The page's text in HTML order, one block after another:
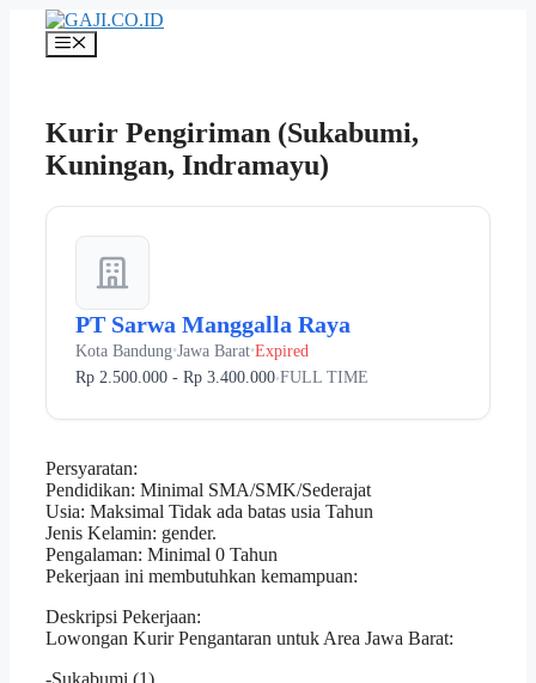
Langsung
Menu
Kurir Pengiriman (Sukabumi,
Kuningan, Indramayu)
PT Sarwa Manggalla Raya
Kota Bandung•Jawa Barat•Expired
Rp 2.500.000 - Rp 3.400.000•FULL TIME
Persyaratan:
Pendidikan: Minimal SMA/SMK/Sederajat
Usia: Maksimal Tidak ada batas usia Tahun
Jenis Kelamin: gender.
Pengalaman: Minimal 0 Tahun
Pekerjaan ini membutuhkan kemampuan:
Deskripsi Pekerjaan:
Lowongan Kurir Pengantaran untuk Area Jawa Barat: